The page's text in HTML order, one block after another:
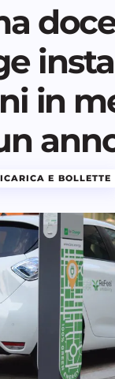
in
E BOLLETTE